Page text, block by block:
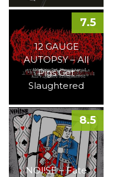
12 GAUGE
AUTOPSY – All
Pigs Get
Slaughtered
7.5
NOI!SE – Fate
8.5